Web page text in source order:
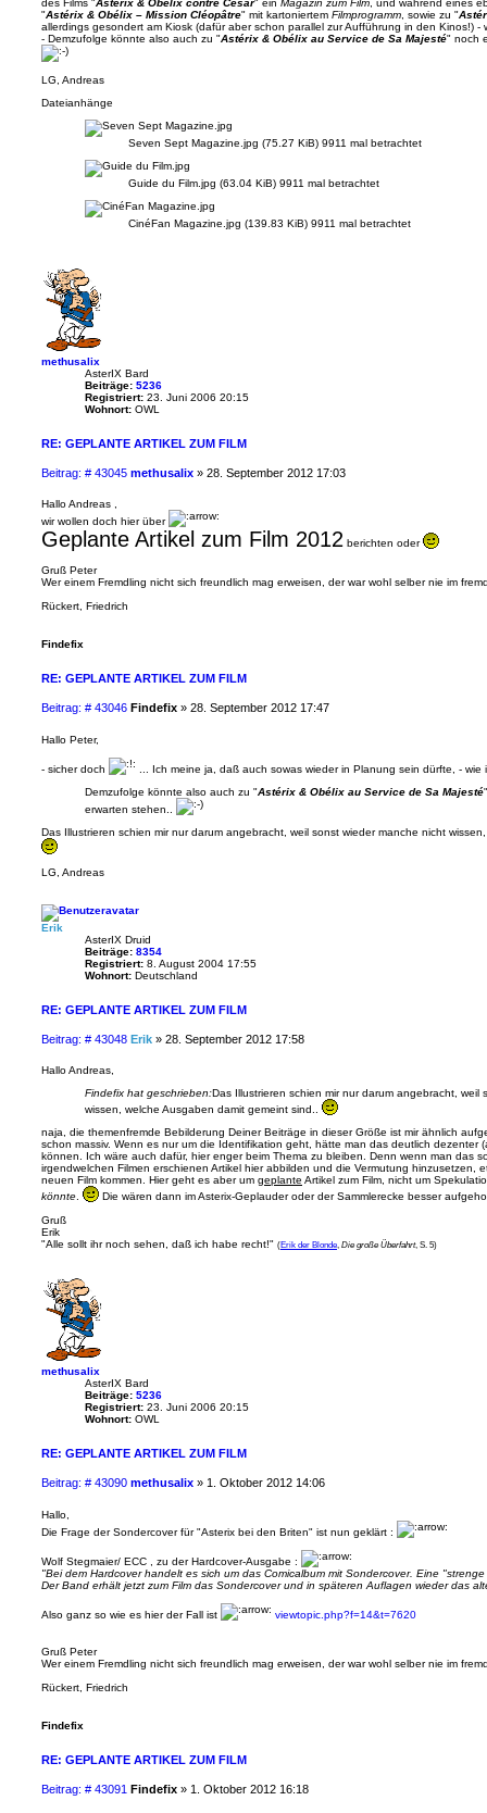
"Astérix & Obélix – Mission Cléopâtre" mit kartoniertem Filmprogramm , sowie zu "
allerdings gesondert am Kiosk (dafür aber schon parallel zur Aufführung in den Kinos!) -
- Demzufolge könnte also auch zu "Astérix & Obélix au Service de Sa Majesté" noch
LG, Andreas
Dateianhänge
Seven Sept Magazine.jpg (75.27 KiB) 9911 mal betrachtet
Guide du Film.jpg (63.04 KiB) 9911 mal betrachtet
CinéFan Magazine.jpg (139.83 KiB) 9911 mal betrachtet
methusalix
AsterIX Bard
Beiträge: 5236
Registriert: 23. Juni 2006 20:15
Wohnort: OWL
RE: GEPLANTE ARTIKEL ZUM FILM
Beitrag: # 43045B
t
r
a
methusalix » 28. September 2012 17:03
Hallo Andreas ,
wir wollen doch hier über
Geplante Artikel zum Film 2012 berichten oder
Gruß Peter
Wer einem Fremdling nicht sich freundlich mag erweisen, der war wohl selber nie im
Rückert, Friedrich
Findefix
RE: GEPLANTE ARTIKEL ZUM FILM
Beitrag: # 43046B
r
g
Findefix » 28. September 2012 17:47
Hallo Peter,
- sicher doch
... Ich meine ja, daß auch sowas wieder in Planung sein dürfte, - wie
Demzufolge könnte also auch zu "Astérix & Obélix au Service de Sa Majesté
erwarten stehen..
Das Illustrieren schien mir nur darum angebracht, weil sonst wieder manche nicht
LG, Andreas
Erik
AsterIX Druid
Beiträge: 8354
Registriert: 8. August 2004 17:55
Wohnort: Deutschland
RE: GEPLANTE ARTIKEL ZUM FILM
Beitrag: # 43048B
r
a
g
Erik » 28. September 2012 17:58
Hallo Andreas,
Findefix hat geschrieben:Das Illustrieren schien mir nur darum angebracht, weil
wissen, welche Ausgaben damit gemeint sind..
naja, die themenfremde Bebilderung Deiner Beiträge in dieser Größe ist mir ähnlich
schon massiv. Wenn es nur um die Identifikation geht, hätte man das deutlich dezenter
können. Ich wäre auch dafür, hier enger beim Thema zu bleiben. Denn wenn man das
irgendwelchen Filmen erschienen Artikel hier abbilden und die Vermutung hinzusetzen,
neuen Film kommen. Hier geht es aber um geplante Artikel zum Film, nicht um
könnte
Die wären dann im Asterix-Geplauder oder der Sammlerecke besser
Gruß
Erik
"Alle sollt ihr noch sehen, daß ich habe recht!" (Erik der Blonde, Die große Überfahrt, S. 5)
methusalix
AsterIX Bard
Beiträge: 5236
Registriert: 23. Juni 2006 20:15
Wohnort: OWL
RE: GEPLANTE ARTIKEL ZUM FILM
Beitrag: # 43090B
a
g
methusalix » 1. Oktober 2012 14:06
Hallo,
Die Frage der Sondercover für "Asterix bei den Briten" ist nun geklärt :
Wolf Stegmaier/ ECC , zu der Hardcover-Ausgabe :
"Bei dem Hardcover handelt es sich um das Comicalbum mit Sondercover. Eine
Der Band erhält jetzt zum Film das Sondercover und in späteren Auflagen wieder das
Also ganz so wie es hier der Fall ist viewtopic.php?f=14&t=7620
Gruß Peter
Wer einem Fremdling nicht sich freundlich mag erweisen, der war wohl selber nie im
Rückert, Friedrich
Findefix
RE: GEPLANTE ARTIKEL ZUM FILM
Beitrag: # 43091 BFindefix » 1. Oktober 2012 16:18